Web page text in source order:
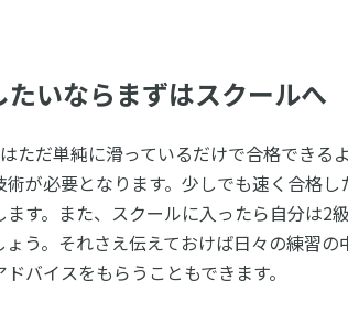
たいならまずはスクールへ
ただ単純に滑っているだけで合格できる
術が必要となります。少しでも速く合格
ます。また、スクールに入ったら自分は2
ょう。それさえ伝えておけば日々の練習
バイスをもらうこともできます。